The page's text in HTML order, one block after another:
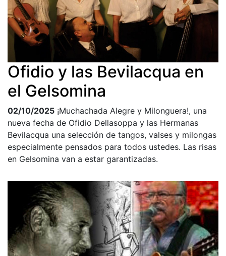
Ofidio y las Bevilacqua en
el Gelsomina
02/10/2025 ¡Muchachada Alegre y Milonguera!, una
nueva fecha de Ofidio Dellasoppa y las Hermanas
Bevilacqua una selección de tangos, valses y milongas
especialmente pensados para todos ustedes. Las risas
en Gelsomina van a estar garantizadas.